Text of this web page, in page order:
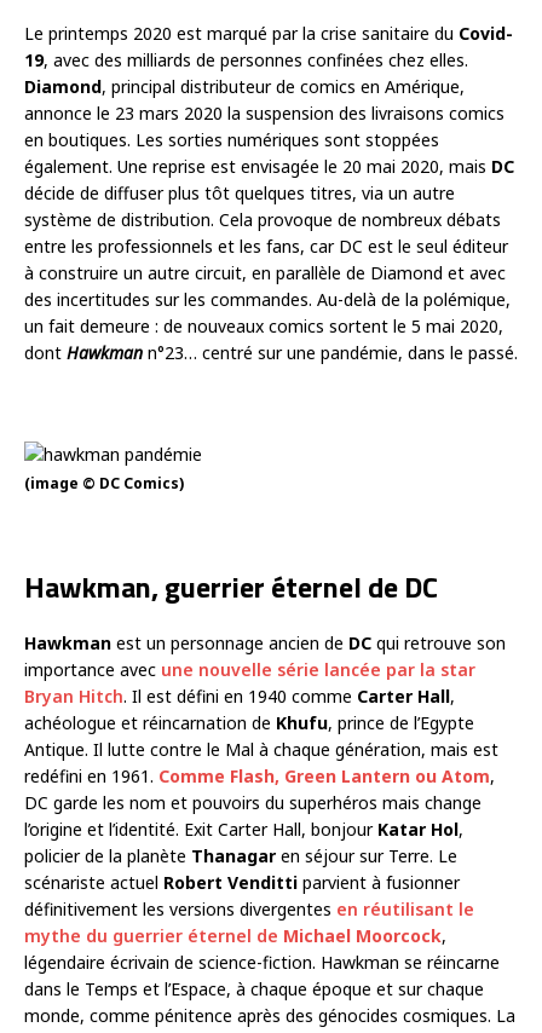
Le printemps 2020 est marqué par la crise sanitaire du Covid-
19, avec des milliards de personnes confinées chez elles.
Diamond, principal distributeur de comics en Amérique,
annonce le 23 mars 2020 la suspension des livraisons comics
en boutiques. Les sorties numériques sont stoppées
également. Une reprise est envisagée le 20 mai 2020, mais DC
décide de diffuser plus tôt quelques titres, via un autre
système de distribution. Cela provoque de nombreux débats
entre les professionnels et les fans, car DC est le seul éditeur
à construire un autre circuit, en parallèle de Diamond et avec
des incertitudes sur les commandes. Au-delà de la polémique,
un fait demeure : de nouveaux comics sortent le 5 mai 2020,
dont Hawkman n°23… centré sur une pandémie, dans le passé.
(image © DC Comics)
Hawkman, guerrier éternel de DC
Hawkman est un personnage ancien de DC qui retrouve son
importance avec une nouvelle série lancée par la star
Bryan Hitch. Il est défini en 1940 comme Carter Hall,
achéologue et réincarnation de Khufu, prince de l’Egypte
Antique. Il lutte contre le Mal à chaque génération, mais est
redéfini en 1961. Comme Flash, Green Lantern ou Atom,
DC garde les nom et pouvoirs du superhéros mais change
l’origine et l’identité. Exit Carter Hall, bonjour Katar Hol,
policier de la planète Thanagar en séjour sur Terre. Le
scénariste actuel Robert Venditti parvient à fusionner
définitivement les versions divergentes en réutilisant le
mythe du guerrier éternel de Michael Moorcock,
légendaire écrivain de science-fiction. Hawkman se réincarne
dans le Temps et l’Espace, à chaque époque et sur chaque
monde, comme pénitence après des génocides cosmiques. La